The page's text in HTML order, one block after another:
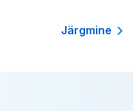
Järgmine